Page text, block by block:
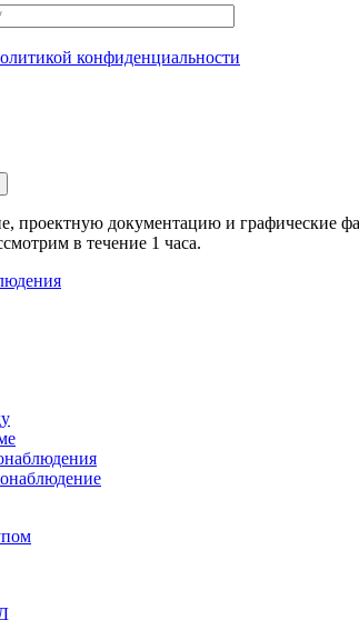
конфиденциальности
проектную документацию и графические
в течение 1 часа.